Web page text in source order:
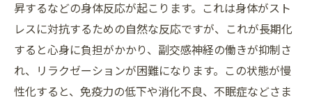
ストレスフリーな生活を目指すための心構
え
深呼吸と瞑想で自律神経をバランスよく整える
方法
昇するなどの身体反応が起こります。これは身体がスト
レスに対抗するための自然な反応ですが、これが長期化
すると心身に負担がかかり、副交感神経の働きが抑制さ
れ、リラクゼーションが困難になります。この状態が慢
性化すると、免疫力の低下や消化不良、不眠症などさま